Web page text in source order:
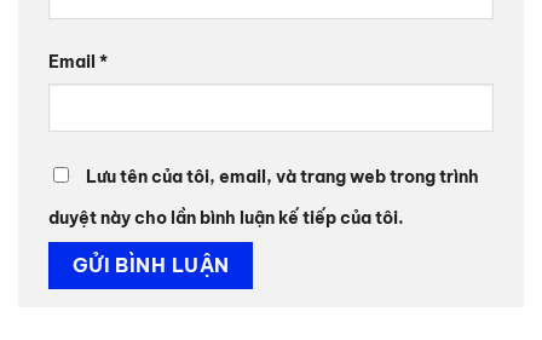
Email *
Lưu tên của tôi, email, và trang web trong trình
duyệt này cho lần bình luận kế tiếp của tôi.